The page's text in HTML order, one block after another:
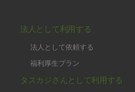
法人として利用する
法人として依頼する
福利厚生プラン
タスカジさんとして利用する